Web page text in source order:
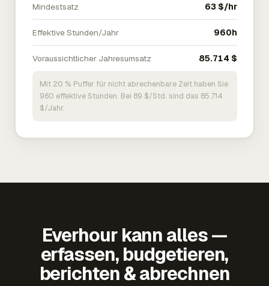
Mindestsatz 63 $/hr
Effektive Stunden/Jahr 960h
Voraussichtlicher Jahresumsatz 85.714 $
Mit 20 % Puffer für nicht abrechenbare Zeit haben Sie
960 effektive Stunden. Bei 89 $/Std. sind das 85.714
$/Jahr.
Everhour kann alles —
erfassen, budgetieren,
berichten & abrechnen